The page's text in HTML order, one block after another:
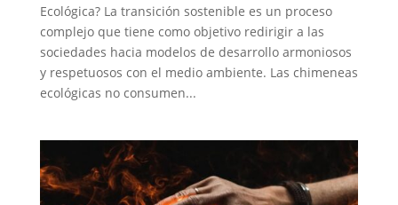
Ecológica? La transición sostenible es un proceso
complejo que tiene como objetivo redirigir a las
sociedades hacia modelos de desarrollo armoniosos
y respetuosos con el medio ambiente. Las chimeneas
ecológicas no consumen...